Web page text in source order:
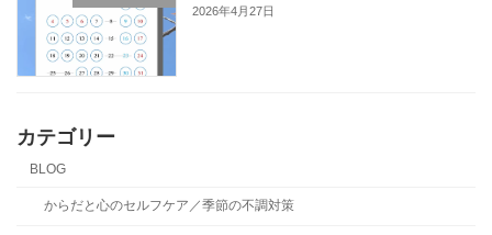
2026年4月27日
カテゴリー
BLOG
からだと心のセルフケア／季節の不調対策